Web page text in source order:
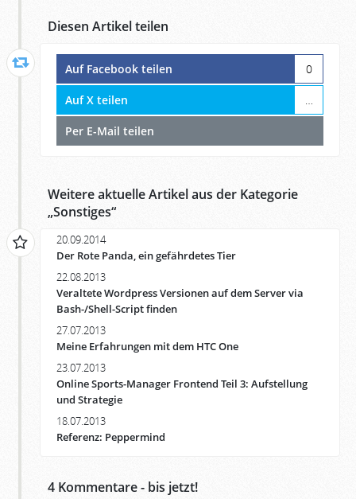
Diesen Artikel teilen
Auf Facebook teilen 0
Auf X teilen …
Per E-Mail teilen
Weitere aktuelle Artikel aus der Kategorie
„Sonstiges“
20.09.2014
Der Rote Panda, ein gefährdetes Tier
22.08.2013
Veraltete Wordpress Versionen auf dem Server via
Bash-/Shell-Script finden
27.07.2013
Meine Erfahrungen mit dem HTC One
23.07.2013
Online Sports-Manager Frontend Teil 3: Aufstellung
und Strategie
18.07.2013
Referenz: Peppermind
4 Kommentare - bis jetzt!